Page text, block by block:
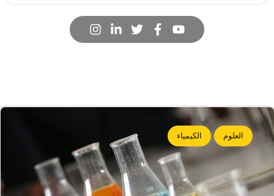
العلوم الكيمياء